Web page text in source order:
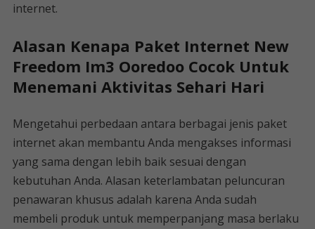
internet.
Alasan Kenapa Paket Internet New
Freedom Im3 Ooredoo Cocok Untuk
Menemani Aktivitas Sehari Hari
Mengetahui perbedaan antara berbagai jenis paket
internet akan membantu Anda mengakses informasi
yang sama dengan lebih baik sesuai dengan
kebutuhan Anda. Alasan keterlambatan peluncuran
penawaran khusus adalah karena Anda sudah
membeli produk untuk memperpanjang masa berlaku